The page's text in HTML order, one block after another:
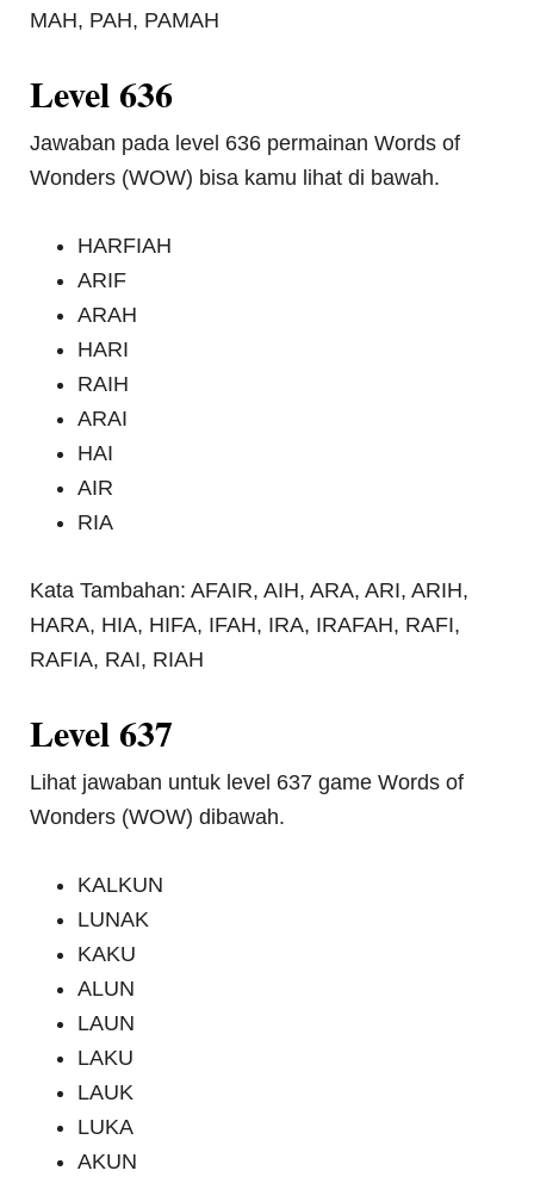
MAH, PAH, PAMAH
Level 636
Jawaban pada level 636 permainan Words of
Wonders (WOW) bisa kamu lihat di bawah.
HARFIAH
ARIF
ARAH
HARI
RAIH
ARAI
HAI
AIR
RIA
Kata Tambahan: AFAIR, AIH, ARA, ARI, ARIH,
HARA, HIA, HIFA, IFAH, IRA, IRAFAH, RAFI,
RAFIA, RAI, RIAH
Level 637
Lihat jawaban untuk level 637 game Words of
Wonders (WOW) dibawah.
KALKUN
LUNAK
KAKU
ALUN
LAUN
LAKU
LAUK
LUKA
AKUN